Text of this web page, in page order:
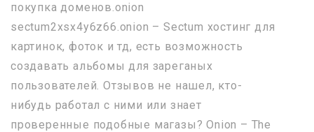
покупка доменов.onion
sectum2xsx4y6z66.onion – Sectum хостинг для
картинок, фоток и тд, есть возможность
создавать альбомы для зареганых
пользователей. Отзывов не нашел, кто-
нибудь работал с ними или знает
проверенные подобные магазы? Onion – The